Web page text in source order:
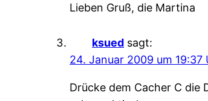
Lieben Gruß, die Martina
ksued sagt:
24. Januar 2009 um 19:37
Drücke dem Cacher C die